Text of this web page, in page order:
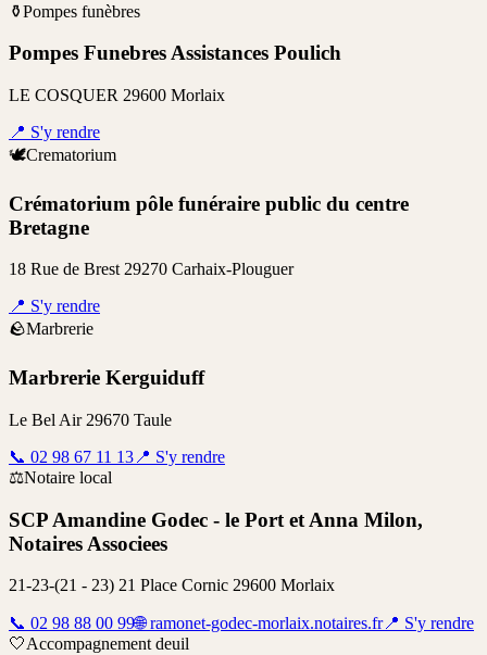
⚱️Pompes funèbres
Pompes Funebres Assistances Poulich
LE COSQUER 29600 Morlaix
📍 S'y rendre
🕊️Crematorium
Crématorium pôle funéraire public du centre
Bretagne
18 Rue de Brest 29270 Carhaix-Plouguer
📍 S'y rendre
🪨Marbrerie
Marbrerie Kerguiduff
Le Bel Air 29670 Taule
📞 02 98 67 11 13 📍 S'y rendre
⚖️Notaire local
SCP Amandine Godec - le Port et Anna Milon,
Notaires Associees
21-23-(21 - 23) 21 Place Cornic 29600 Morlaix
📞 02 98 88 00 99🌐 ramonet-godec-morlaix.notaires.fr📍 S'y rendre
🤍Accompagnement deuil